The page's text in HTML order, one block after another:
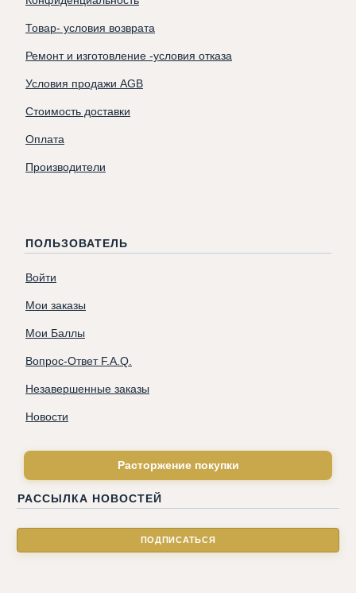
Товар- условия возврата
Ремонт и изготовление -условия отказа
Условия продажи AGB
Стоимость доставки
Оплата
Производители
ПОЛЬЗОВАТЕЛЬ
Войти
Мои заказы
Мои Баллы
Вопрос-Ответ F.A.Q.
Незавершенные заказы
Новости
Расторжение покупки
РАССЫЛКА НОВОСТЕЙ